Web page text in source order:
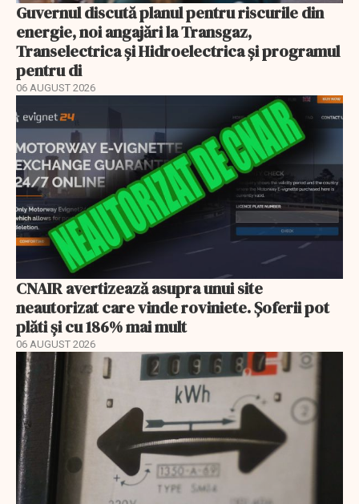
Guvernul discută planul pentru riscurile din
energie, noi angajări la Transgaz,
Transelectrica și Hidroelectrica și programul
pentru di
06 AUGUST 2026
CNAIR avertizează asupra unui site
neautorizat care vinde roviniete. Șoferii pot
plăti și cu 186% mai mult
06 AUGUST 2026